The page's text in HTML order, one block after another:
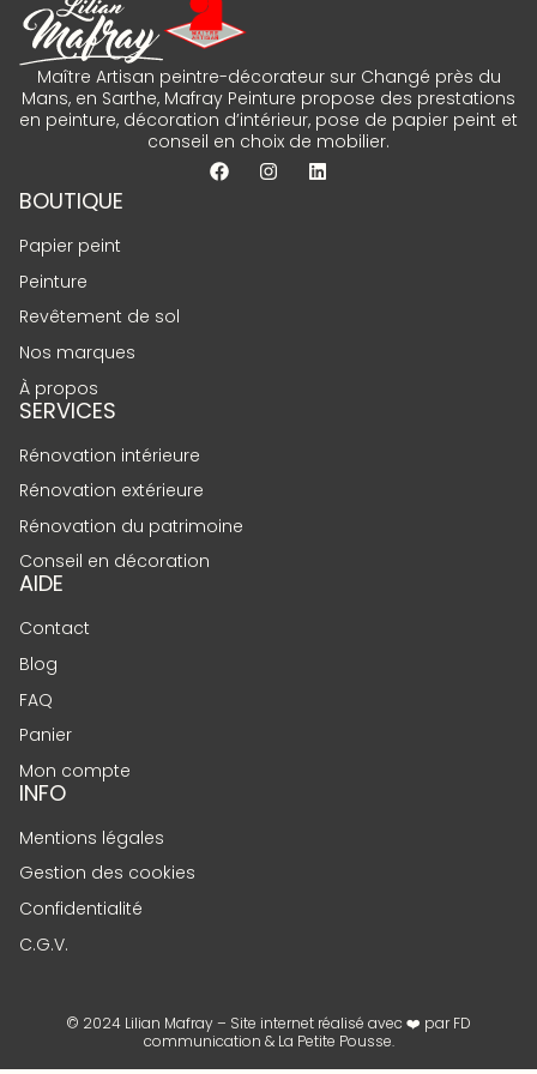
Maître Artisan peintre-décorateur sur Changé près du
Mans, en Sarthe, Mafray Peinture propose des prestations
en peinture, décoration d’intérieur, pose de papier peint et
conseil en choix de mobilier.
BOUTIQUE
Papier peint
Peinture
Revêtement de sol
Nos marques
À propos
SERVICES
Rénovation intérieure
Rénovation extérieure
Rénovation du patrimoine
Conseil en décoration
AIDE
Contact
Blog
FAQ
Panier
Mon compte
INFO
Mentions légales
Gestion des cookies
Confidentialité
C.G.V.
© 2024 Lilian Mafray – Site internet réalisé avec ❤️ parFD
communication & La Petite Pousse.